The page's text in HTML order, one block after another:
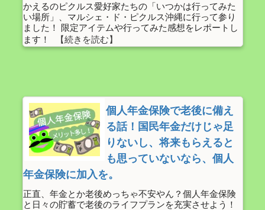
かえるのピクルス愛好家たちの「いつかは行ってみた
い場所」、マルシェ・ド・ピクルス沖縄に行って参り
ました！ 限定アイテムや行ってみた感想をレポートし
ます！
個人年金保険で老後に備え
る話！国民年金だけじゃ足
りないし、将来もらえると
も思っていないなら、個人
年金保険に加入を。
正直、年金とか老後めっちゃ不安やん？個人年金保険
と日々の貯蓄で老後のライフプランを充実させよう！